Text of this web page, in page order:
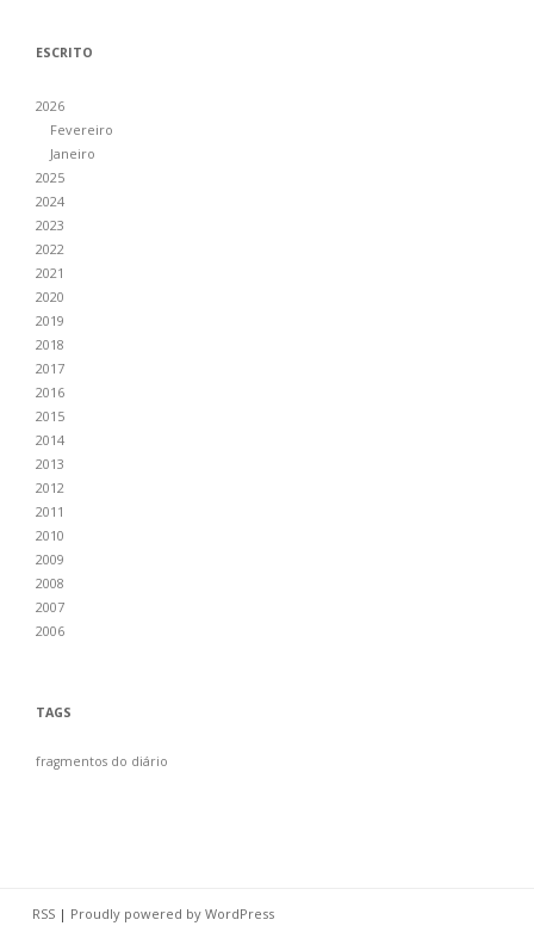
ESCRITO
2026
Fevereiro
Janeiro
2025
2024
2023
2022
2021
2020
2019
2018
2017
2016
2015
2014
2013
2012
2011
2010
2009
2008
2007
2006
TAGS
fragmentos do diário
RSS | Proudly powered by WordPress